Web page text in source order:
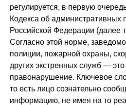
регулируется, в первую
Кодекса об административных
Российской Федерации (далее
Согласно этой норме,
полиции, пожарной охраны,
других экстренных служб —
правонарушение. Ключевое
то есть лицо сознательно
информацию, не имея на то